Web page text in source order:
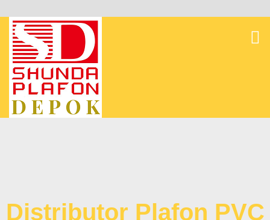
Distributor Plafon PVC